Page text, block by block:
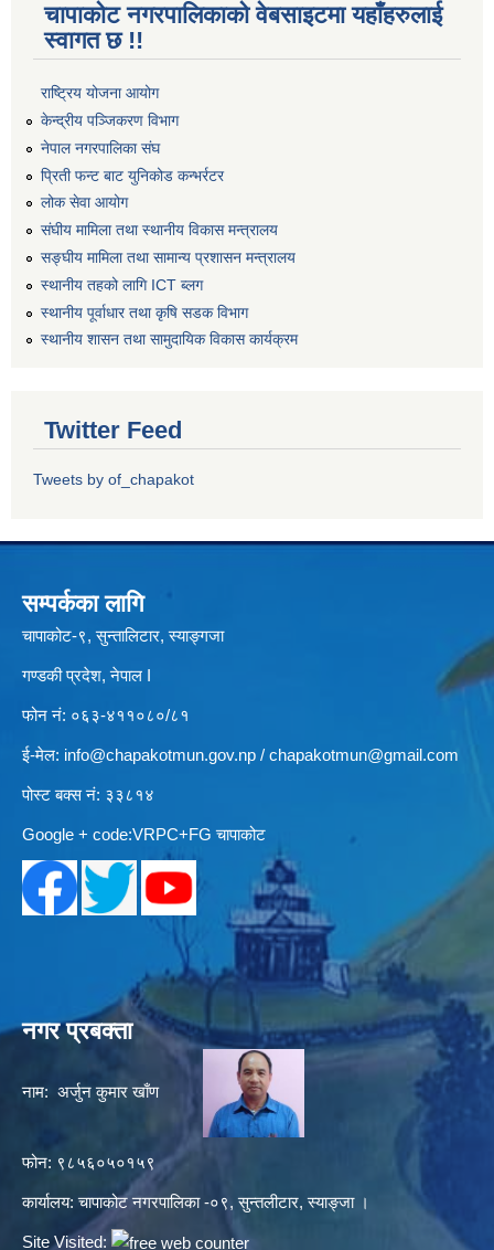
चापाकोट नगरपालिकाको वेबसाइटमा यहाँहरुलाई
स्वागत छ !!
राष्ट्रिय योजना आयोग
केन्द्रीय पञ्जिकरण विभाग
नेपाल नगरपालिका संघ
प्रिती फन्ट बाट युनिकोड कन्भर्रटर
लोक सेवा आयोग
संघीय मामिला तथा स्थानीय विकास मन्त्रालय
सङ्घीय मामिला तथा सामान्य प्रशासन मन्त्रालय
स्थानीय तहको लागि ICT ब्लग
स्थानीय पूर्वाधार तथा कृषि सडक विभाग
स्थानीय शासन तथा सामुदायिक विकास कार्यक्रम
Twitter Feed
Tweets by of_chapakot
सम्पर्कका लागि
चापाकोट-९, सुन्तालिटार, स्याङ्गजा
गण्डकी प्रदेश, नेपाल I
फोन नं: ०६३-४११०८०/८१
ई-मेल: info@chapakotmun.gov.np / chapakotmun@gmail.com
पोस्ट बक्स नं: ३३८१४
Google + code:VRPC+FG चापाकोट
नगर प्रबक्ता
नाम: अर्जुन कुमार खाँण
फोन: ९८५६०५०१५९
कार्यालय: चापाकोट नगरपालिका -०९, सुन्तलीटार, स्याङ्जा ।
Site Visited: